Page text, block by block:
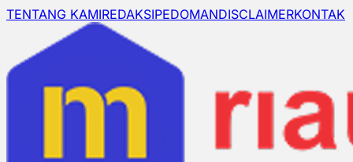
TENTANG KAMIREDAKSIPEDOMANDISCLAIMERKONTAK